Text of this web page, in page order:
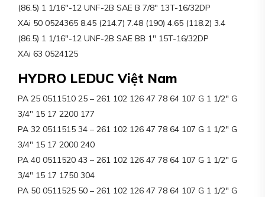
(86.5) 1 1/16″-12 UNF-2B SAE B 7/8″ 13T-16/32DP
XAi 50 0524365 8.45 (214.7) 7.48 (190) 4.65 (118.2) 3.4
(86.5) 1 1/16″-12 UNF-2B SAE BB 1″ 15T-16/32DP
XAi 63 0524125
HYDRO LEDUC Việt Nam
PA 25 0511510 25 – 261 102 126 47 78 64 107 G 1 1/2″ G
3/4″ 15 17 2200 177
PA 32 0511515 34 – 261 102 126 47 78 64 107 G 1 1/2″ G
3/4″ 15 17 2000 240
PA 40 0511520 43 – 261 102 126 47 78 64 107 G 1 1/2″ G
3/4″ 15 17 1750 304
PA 50 0511525 50 – 261 102 126 47 78 64 107 G 1 1/2″ G